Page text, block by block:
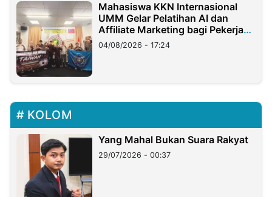
Mahasiswa KKN Internasional
UMM Gelar Pelatihan AI dan
Affiliate Marketing bagi Pekerja
Migran Indonesia di Taiwan
04/08/2026 - 17:24
KOLOM
Yang Mahal Bukan Suara Rakyat
29/07/2026 - 00:37